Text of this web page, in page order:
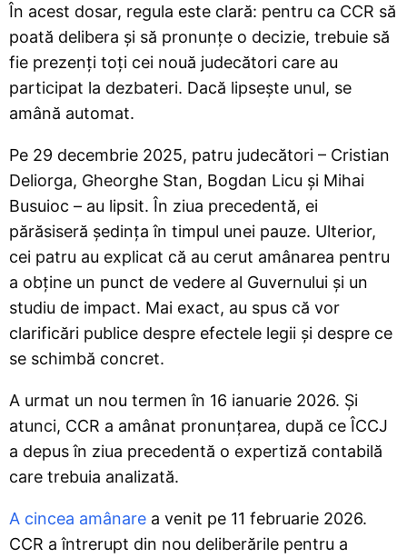
În acest dosar, regula este clară: pentru ca CCR să
poată delibera și să pronunțe o decizie, trebuie să
fie prezenți toți cei nouă judecători care au
participat la dezbateri. Dacă lipsește unul, se
amână automat.
Pe 29 decembrie 2025, patru judecători – Cristian
Deliorga, Gheorghe Stan, Bogdan Licu și Mihai
Busuioc – au lipsit. În ziua precedentă, ei
părăsiseră ședința în timpul unei pauze. Ulterior,
cei patru au explicat că au cerut amânarea pentru
a obține un punct de vedere al Guvernului și un
studiu de impact. Mai exact, au spus că vor
clarificări publice despre efectele legii și despre ce
se schimbă concret.
A urmat un nou termen în 16 ianuarie 2026. Și
atunci, CCR a amânat pronunțarea, după ce ÎCCJ
a depus în ziua precedentă o expertiză contabilă
care trebuia analizată.
A cincea amânare a venit pe 11 februarie 2026.
CCR a întrerupt din nou deliberările pentru a